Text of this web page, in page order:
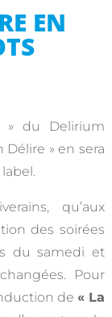
EN
» du Delirium
Délire » en sera
qu’aux
des soirées
du samedi et
Pour
de « La